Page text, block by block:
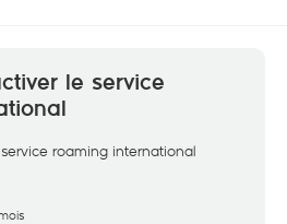
le service
roaming international